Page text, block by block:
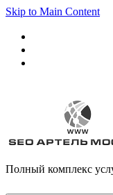
Skip to Main Content
Полный комплекс